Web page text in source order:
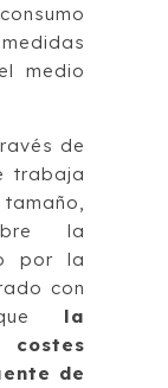
medio
de
trabaja
la
por la
con
la
de